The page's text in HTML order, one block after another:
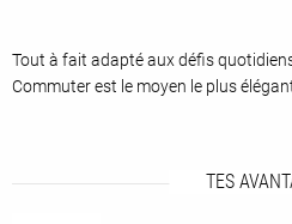
Tout à fait adapté aux défis
Commuter est le moyen le plus
TES